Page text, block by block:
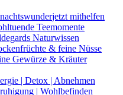
jetzt mithelfen
Teemomente
Naturwissen
& feine Nüsse
Gewürze & Kräuter
| Detox | Abnehmen
| Wohlbefinden